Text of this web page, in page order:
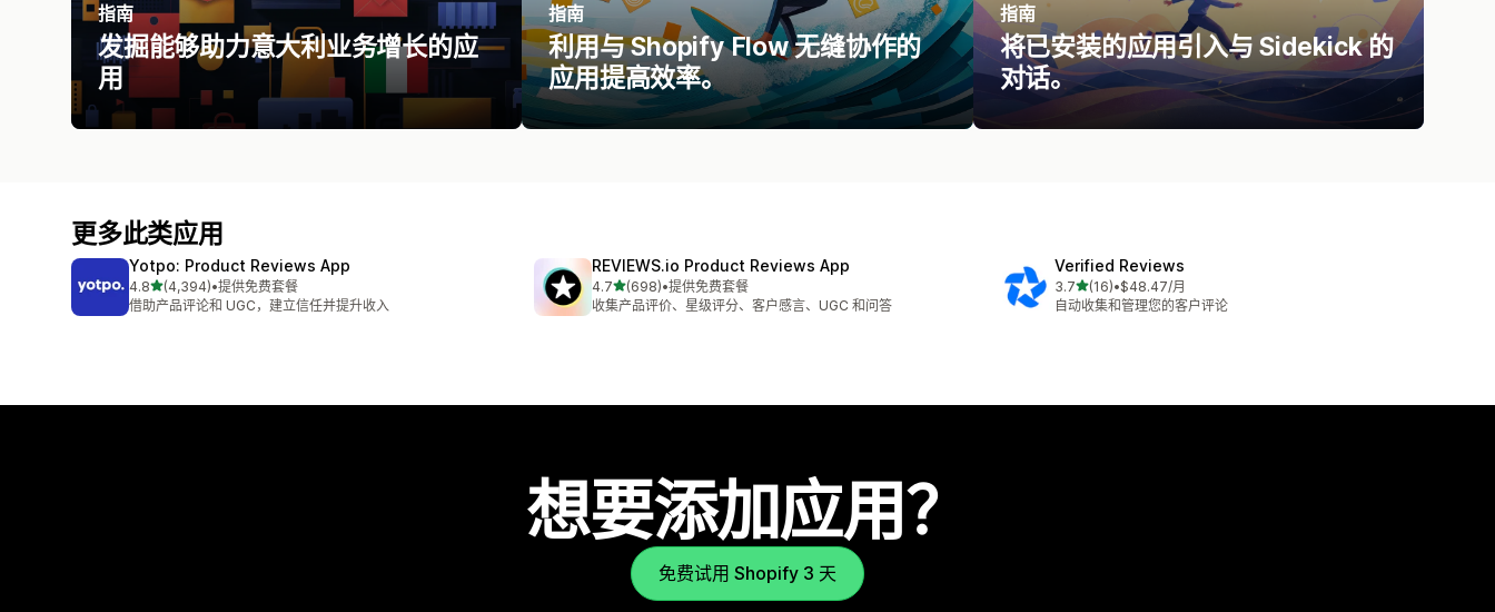
指南
发掘能够助力意大利业务增长的应
用
指南
利用与 Shopify Flow 无缝协作的
应用提高效率。
指南
将已安装的应用引入与 Sidekick 的
对话。
更多此类应用
Yotpo: Product Reviews App
4.8星（满分 5 星）
(4,394)
总共 4394 条评论
•提供免费套餐
借助产品评论和 UGC，建立信任并提升收入
REVIEWS.io Product Reviews App
4.7星（满分 5 星）
(698)
总共 698 条评论
•提供免费套餐
收集产品评价、星级评分、客户感言、UGC 和问答
Verified Reviews
3.7星（满分 5 星）
(16)
总共 16 条评论
•$48.47/月
自动收集和管理您的客户评论
想要添加应用？
免费试用 Shopify 3 天